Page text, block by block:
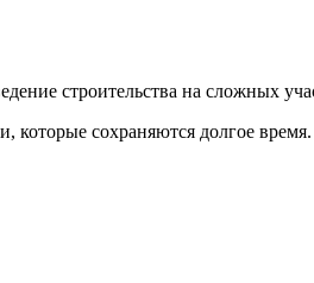
строительства на сложных
которые сохраняются долгое время.